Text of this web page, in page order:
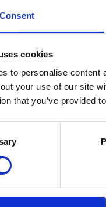
Consent
cookies
to personalise content
your use of our site
that you’ve provided